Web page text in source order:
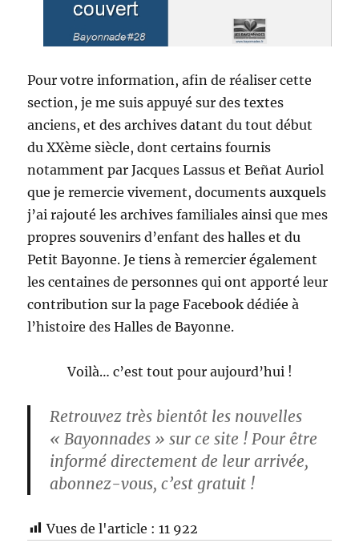
Pour votre information, afin de réaliser cette
section, je me suis appuyé sur des textes
anciens, et des archives datant du tout début
du XXème siècle, dont certains fournis
notamment par Jacques Lassus et Beñat Auriol
que je remercie vivement, documents auxquels
j’ai rajouté les archives familiales ainsi que mes
propres souvenirs d’enfant des halles et du
Petit Bayonne. Je tiens à remercier également
les centaines de personnes qui ont apporté leur
contribution sur la page Facebook dédiée à
l’histoire des Halles de Bayonne.
Voilà… c’est tout pour aujourd’hui !
Retrouvez très bientôt les nouvelles
« Bayonnades » sur ce site ! Pour être
informé directement de leur arrivée,
abonnez-vous, c’est gratuit !
Vues de l'article : 11 922